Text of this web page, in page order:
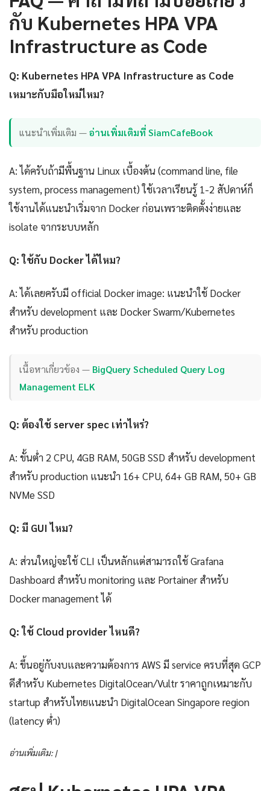
กับ Kubernetes HPA VPA
Infrastructure as Code
Q: Kubernetes HPA VPA Infrastructure as Code
เหมาะกับมือใหม่ไหม?
แนะนำเพิ่มเติม —อ่านเพิ่มเติมที่ SiamCafeBook
A: ได้ครับถ้ามีพื้นฐาน Linux เบื้องต้น (command line, file
system, process management) ใช้เวลาเรียนรู้ 1-2 สัปดาห์ก็
ใช้งานได้แนะนำเริ่มจาก Docker ก่อนเพราะติดตั้งง่ายและ
isolate จากระบบหลัก
Q: ใช้กับ Docker ได้ไหม?
A: ได้เลยครับมี official Docker image: แนะนำใช้ Docker
สำหรับ development และ Docker Swarm/Kubernetes
สำหรับ production
เนื้อหาเกี่ยวข้อง — BigQuery Scheduled Query Log
Management ELK
Q: ต้องใช้ server spec เท่าไหร่?
A: ขั้นต่ำ 2 CPU, 4GB RAM, 50GB SSD สำหรับ development
สำหรับ production แนะนำ 16+ CPU, 64+ GB RAM, 50+ GB
NVMe SSD
Q: มี GUI ไหม?
A: ส่วนใหญ่จะใช้ CLI เป็นหลักแต่สามารถใช้ Grafana
Dashboard สำหรับ monitoring และ Portainer สำหรับ
Docker management ได้
Q: ใช้ Cloud provider ไหนดี?
A: ขึ้นอยู่กับงบและความต้องการ AWS มี service ครบที่สุด GCP
ดีสำหรับ Kubernetes DigitalOcean/Vultr ราคาถูกเหมาะกับ
startup สำหรับไทยแนะนำ DigitalOcean Singapore region
(latency ต่ำ)
อ่านเพิ่มเติม: |